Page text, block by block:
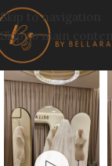
Skip to navigation
Skip to main content